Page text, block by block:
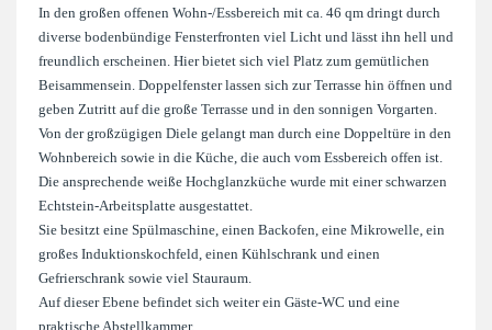
In den großen offenen Wohn-/Essbereich mit ca. 46 qm dringt durch
diverse bodenbündige Fensterfronten viel Licht und lässt ihn hell und
freundlich erscheinen. Hier bietet sich viel Platz zum gemütlichen
Beisammensein. Doppelfenster lassen sich zur Terrasse hin öffnen und
geben Zutritt auf die große Terrasse und in den sonnigen Vorgarten.
Von der großzügigen Diele gelangt man durch eine Doppeltüre in den
Wohnbereich sowie in die Küche, die auch vom Essbereich offen ist.
Die ansprechende weiße Hochglanzküche wurde mit einer schwarzen
Echtstein-Arbeitsplatte ausgestattet.
Sie besitzt eine Spülmaschine, einen Backofen, eine Mikrowelle, ein
großes Induktionskochfeld, einen Kühlschrank und einen
Gefrierschrank sowie viel Stauraum.
Auf dieser Ebene befindet sich weiter ein Gäste-WC und eine
praktische Abstellkammer.